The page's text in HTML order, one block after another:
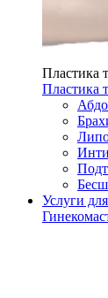
Пластика
Пластика
Услуги